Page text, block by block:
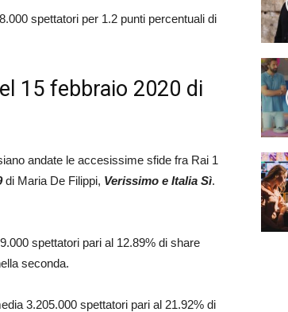
spettatori per 1.2 punti percentuali di
15 febbraio 2020 di
andate le accesissime sfide fra Rai 1
di Maria De Filippi, Verissimo e Italia Sì.
spettatori pari al 12.89% di share
seconda.
3.205.000 spettatori pari al 21.92% di